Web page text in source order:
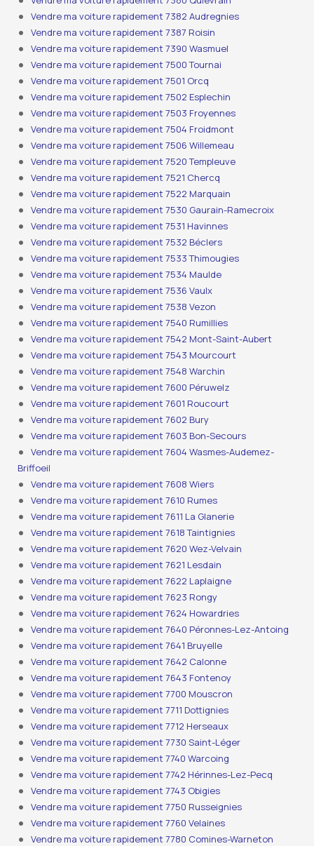
Vendre ma voiture rapidement 7382 Audregnies
Vendre ma voiture rapidement 7387 Roisin
Vendre ma voiture rapidement 7390 Wasmuel
Vendre ma voiture rapidement 7500 Tournai
Vendre ma voiture rapidement 7501 Orcq
Vendre ma voiture rapidement 7502 Esplechin
Vendre ma voiture rapidement 7503 Froyennes
Vendre ma voiture rapidement 7504 Froidmont
Vendre ma voiture rapidement 7506 Willemeau
Vendre ma voiture rapidement 7520 Templeuve
Vendre ma voiture rapidement 7521 Chercq
Vendre ma voiture rapidement 7522 Marquain
Vendre ma voiture rapidement 7530 Gaurain-Ramecroix
Vendre ma voiture rapidement 7531 Havinnes
Vendre ma voiture rapidement 7532 Béclers
Vendre ma voiture rapidement 7533 Thimougies
Vendre ma voiture rapidement 7534 Maulde
Vendre ma voiture rapidement 7536 Vaulx
Vendre ma voiture rapidement 7538 Vezon
Vendre ma voiture rapidement 7540 Rumillies
Vendre ma voiture rapidement 7542 Mont-Saint-Aubert
Vendre ma voiture rapidement 7543 Mourcourt
Vendre ma voiture rapidement 7548 Warchin
Vendre ma voiture rapidement 7600 Péruwelz
Vendre ma voiture rapidement 7601 Roucourt
Vendre ma voiture rapidement 7602 Bury
Vendre ma voiture rapidement 7603 Bon-Secours
Vendre ma voiture rapidement 7604 Wasmes-Audemez-
Briffoeil
Vendre ma voiture rapidement 7608 Wiers
Vendre ma voiture rapidement 7610 Rumes
Vendre ma voiture rapidement 7611 La Glanerie
Vendre ma voiture rapidement 7618 Taintignies
Vendre ma voiture rapidement 7620 Wez-Velvain
Vendre ma voiture rapidement 7621 Lesdain
Vendre ma voiture rapidement 7622 Laplaigne
Vendre ma voiture rapidement 7623 Rongy
Vendre ma voiture rapidement 7624 Howardries
Vendre ma voiture rapidement 7640 Péronnes-Lez-Antoing
Vendre ma voiture rapidement 7641 Bruyelle
Vendre ma voiture rapidement 7642 Calonne
Vendre ma voiture rapidement 7643 Fontenoy
Vendre ma voiture rapidement 7700 Mouscron
Vendre ma voiture rapidement 7711 Dottignies
Vendre ma voiture rapidement 7712 Herseaux
Vendre ma voiture rapidement 7730 Saint-Léger
Vendre ma voiture rapidement 7740 Warcoing
Vendre ma voiture rapidement 7742 Hérinnes-Lez-Pecq
Vendre ma voiture rapidement 7743 Obigies
Vendre ma voiture rapidement 7750 Russeignies
Vendre ma voiture rapidement 7760 Velaines
Vendre ma voiture rapidement 7780 Comines-Warneton